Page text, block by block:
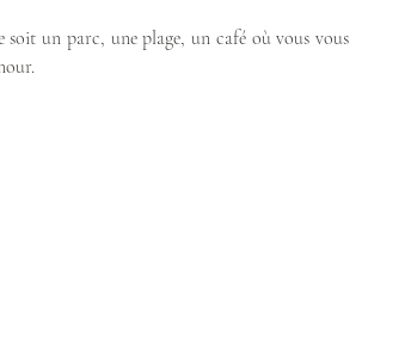
un parc, une plage, un café où vous vous